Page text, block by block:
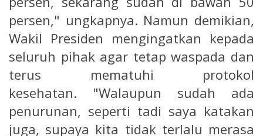
persen," ungkapnya. Namun demikian,
Wakil Presiden mengingatkan kepada
seluruh pihak agar tetap waspada dan
terus mematuhi protokol
kesehatan. "Walaupun sudah ada
penurunan, seperti tadi saya katakan
juga, supaya kita tidak terlalu merasa